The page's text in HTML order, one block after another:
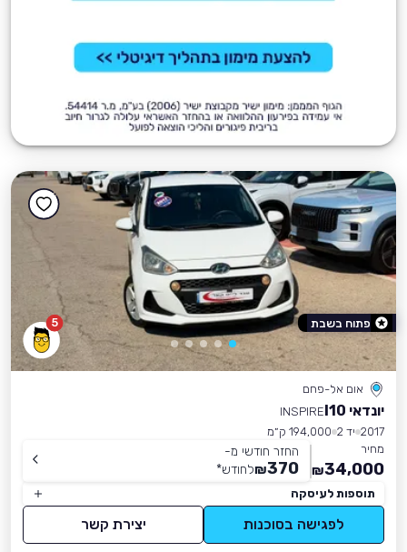
5
אום אל-פחם
יונדאי I10
INSPIRE
2017 יד 2
194,000 ק״מ
מחיר
34,000
₪
החזר חודשי מ-
370
₪לחודש*
תוספות לעיסקה
לפגישה בסוכנות יצירת קשר
פתוח בשבת